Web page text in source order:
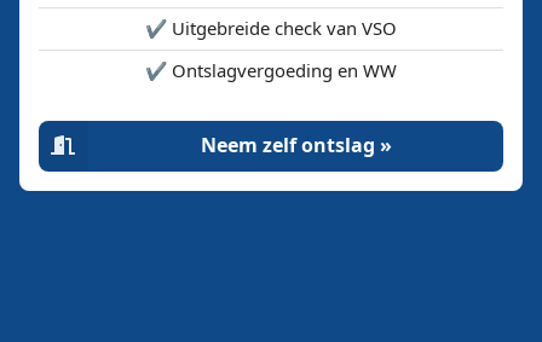
✔️ Uitgebreide check van VSO
✔️ Ontslagvergoeding en WW
Neem zelf ontslag »